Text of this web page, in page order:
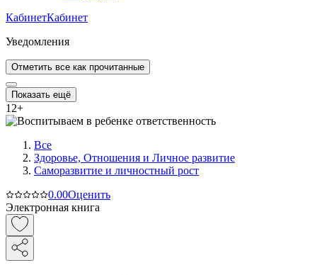
КабинетКабинет
Уведомления
Отметить все как прочитанные
Показать ещё
12+
Все
Здоровье, Отношения и Личное развитие
Саморазвитие и личностный рост
0.00Оценить
Электронная книга